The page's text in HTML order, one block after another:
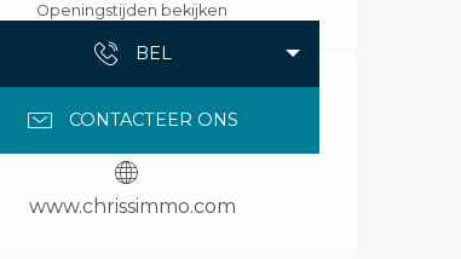
Openingstijden bekijken
BEL
CONTACTEER ONS
www.chrissimmo.com